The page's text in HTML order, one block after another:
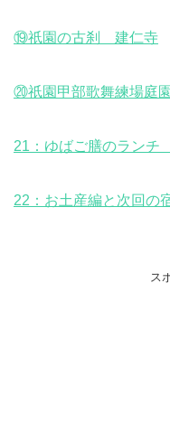
⑲祇園の古刹 建仁寺
⑳祇園甲部歌舞練場庭園
21：ゆばご膳のランチ
22：お土産編と次回の
ス